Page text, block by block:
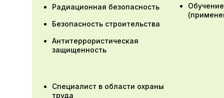
Радиационная безопасность
Безопасность строительства
Антитеррористическая
защищенность
Специалист в области охраны
труда